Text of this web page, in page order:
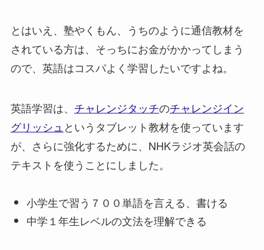
とはいえ、塾やくもん、うちのように通信教材を
されている方は、そっちにお金がかかってしまう
ので、英語はコスパよく学習したいですよね。
英語学習は、 チャレンジタッチのチャレンジイン
グリッシュ というタブレット教材を使っています
が、さらに強化するために、NHKラジオ英会話の
テキストを使うことにしました。
小学生で習う７００単語を言える、書ける
中学１年生レベルの文法を理解できる